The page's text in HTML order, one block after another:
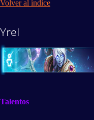
Volver al índice
Yrel
Talentos